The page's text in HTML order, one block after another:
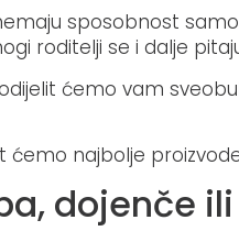
sposobnost
roditelji se i dalje
ćemo vam
ćemo najbolje
dojenče